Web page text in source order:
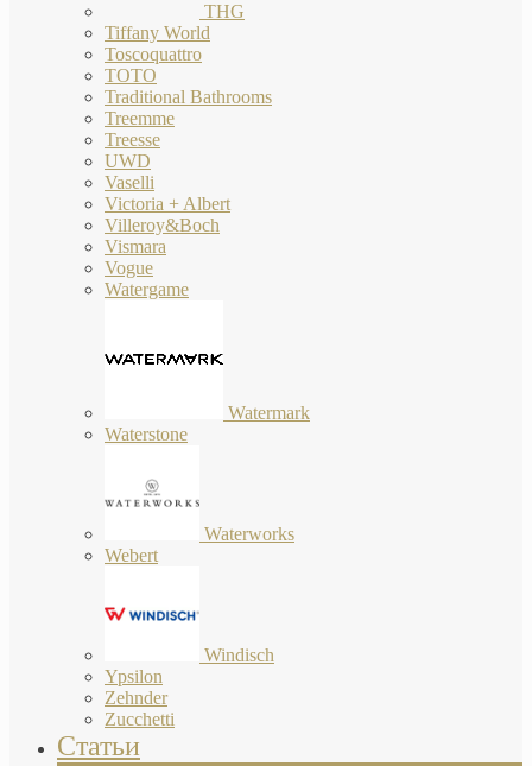
THG
Tiffany World
Toscoquattro
TOTO
Traditional Bathrooms
Treemme
Treesse
UWD
Vaselli
Victoria + Albert
Villeroy&Boch
Vismara
Vogue
Watergame
Watermark
Waterstone
Waterworks
Webert
Windisch
Ypsilon
Zehnder
Zucchetti
Статьи